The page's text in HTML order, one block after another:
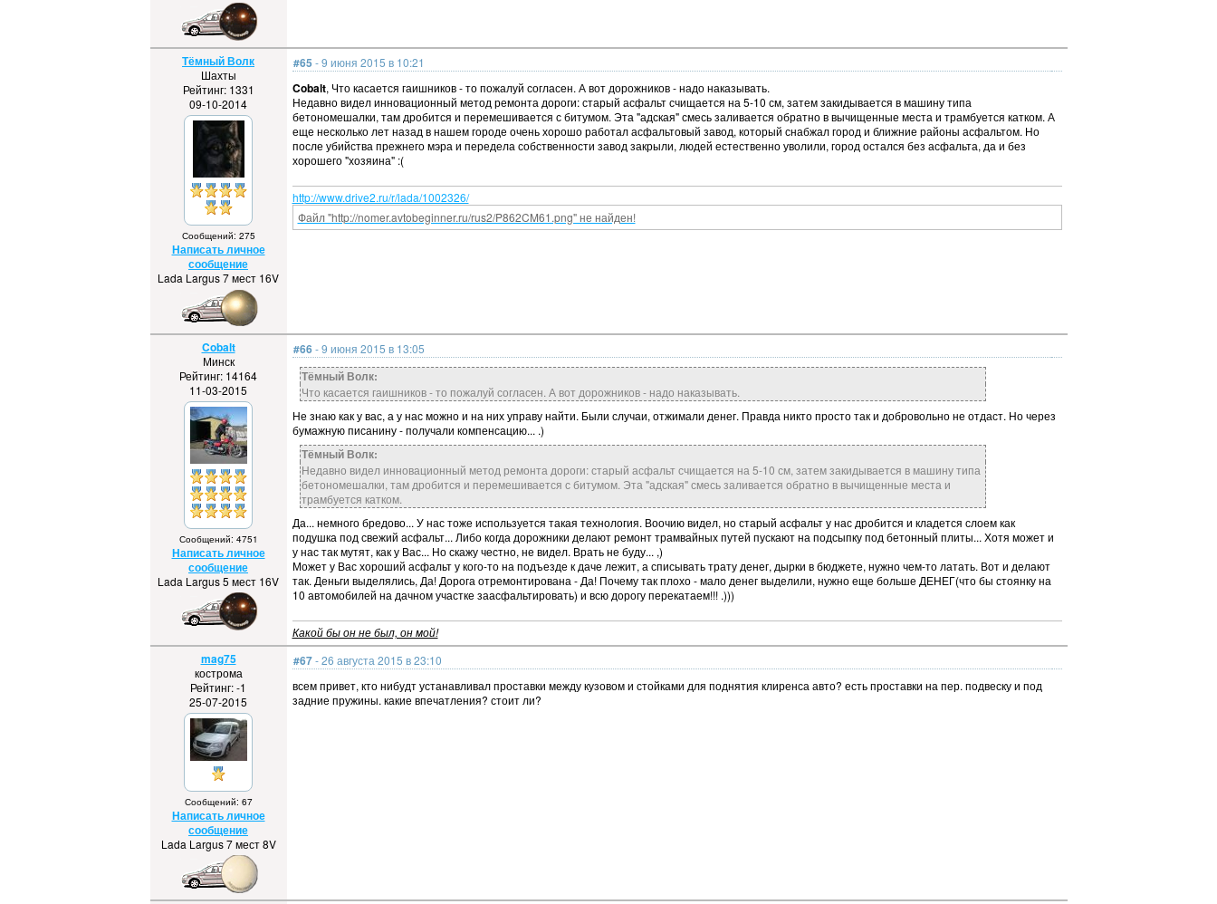
Тёмный Волк
Шахты
Рейтинг: 1331
09-10-2014
Сообщений: 275
Написать личное
сообщение
Lada Largus 7 мест 16V
#65 - 9 июня 2015 в 10:21
Cobalt, Что касается гаишников - то пожалуй согласен. А вот дорожников - надо наказывать.
Недавно видел инновационный метод ремонта дороги: старый асфальт счищается на 5-10 см, затем закидывается в машину типа
бетономешалки, там дробится и перемешивается с битумом. Эта "адская" смесь заливается обратно в вычищенные места и трамбуется катком. А
еще несколько лет назад в нашем городе очень хорошо работал асфальтовый завод, который снабжал город и ближние районы асфальтом. Но
после убийства прежнего мэра и передела собственности завод закрыли, людей естественно уволили, город остался без асфальта, да и без
хорошего "хозяина" :(
http://www.drive2.ru/r/lada/1002326/
Файл "http://nomer.avtobeginner.ru/rus2/P862CM61.png" не найден!
Cobalt
Минск
Рейтинг: 14164
11-03-2015
Сообщений: 4751
Написать личное
сообщение
Lada Largus 5 мест 16V
#66- 9 июня 2015 в 13:05
Тёмный Волк:
Что касается гаишников - то пожалуй согласен. А вот дорожников - надо наказывать.
Не знаю как у вас, а у нас можно и на них управу найти. Были случаи, отжимали денег. Правда никто просто так и добровольно не отдаст. Но через
бумажную писанину - получали компенсацию... .)
Тёмный Волк:
Недавно видел инновационный метод ремонта дороги: старый асфальт счищается на 5-10 см, затем закидывается в машину типа
бетономешалки, там дробится и перемешивается с битумом. Эта "адская" смесь заливается обратно в вычищенные места и
трамбуется катком.
Да... немного бредово... У нас тоже используется такая технология. Воочию видел, но старый асфальт у нас дробится и кладется слоем как
подушка под свежий асфальт... Либо когда дорожники делают ремонт трамвайных путей пускают на подсыпку под бетонный плиты... Хотя может и
у нас так мутят, как у Вас... Но скажу честно, не видел. Врать не буду... ,)
Может у Вас хороший асфальт у кого-то на подъезде к даче лежит, а списывать трату денег, дырки в бюджете, нужно чем-то латать. Вот и делают
так. Деньги выделялись, Да! Дорога отремонтирована - Да! Почему так плохо - мало денег выделили, нужно еще больше ДЕНЕГ(что бы стоянку на
10 автомобилей на дачном участке заасфальтировать) и всю дорогу перекатаем!!! .)))
Какой бы он не был, он мой!
mag75
кострома
Рейтинг: -1
25-07-2015
Сообщений: 67
Написать личное
сообщение
Lada Largus 7 мест 8V
#67- 26 августа 2015 в 23:10
всем привет, кто нибудт устанавливал проставки между кузовом и стойками для поднятия клиренса авто? есть проставки на пер. подвеску и под
задние пружины. какие впечатления? стоит ли?